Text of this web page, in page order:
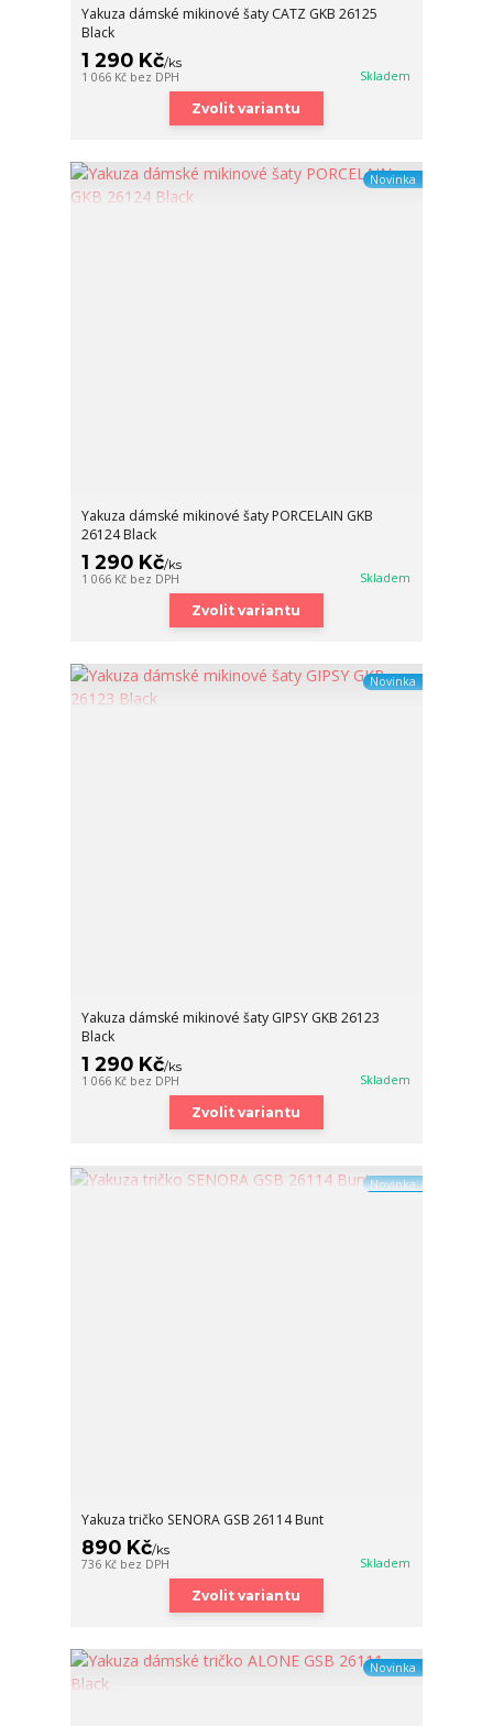
Yakuza dámské mikinové šaty CATZ GKB 26125
Black
1 290 Kč/ks
1 066 Kč bez DPH Skladem
Zvolit variantu
Novinka
Yakuza dámské mikinové šaty PORCELAIN GKB
26124 Black
1 290 Kč/ks
1 066 Kč bez DPH Skladem
Zvolit variantu
Novinka
Yakuza dámské mikinové šaty GIPSY GKB 26123
Black
1 290 Kč/ks
1 066 Kč bez DPH Skladem
Zvolit variantu
Novinka
Yakuza tričko SENORA GSB 26114 Bunt
890 Kč/ks
736 Kč bez DPH Skladem
Zvolit variantu
Novinka